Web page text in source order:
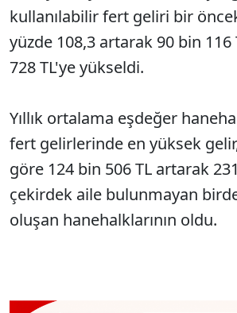
kullanılabilir fert geliri bir
yüzde 108,3 artarak 90 bin 116
728 TL'ye yükseldi.
Yıllık ortalama eşdeğer
fert gelirlerinde en yüksek
göre 124 bin 506 TL artarak
çekirdek aile bulunmayan
oluşan hanehalklarının oldu.